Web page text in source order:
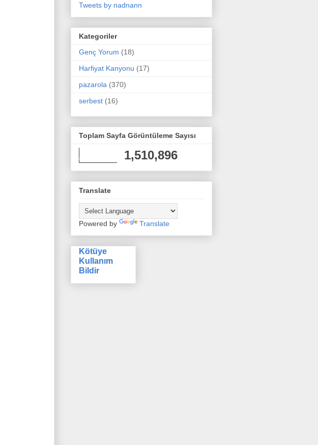
Tweets by nadnann
Kategoriler
Genç Yorum (18)
Harfiyat Kanyonu (17)
pazarola (370)
serbest (16)
Toplam Sayfa Görüntüleme Sayısı
1,510,896
Translate
Powered by Translate
Kötüye
Kullanım
Bildir